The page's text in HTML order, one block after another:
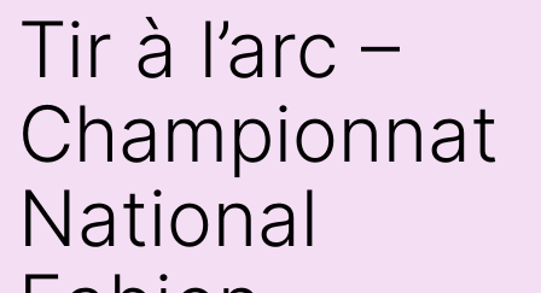
Tir à l’arc –
Championnat
National